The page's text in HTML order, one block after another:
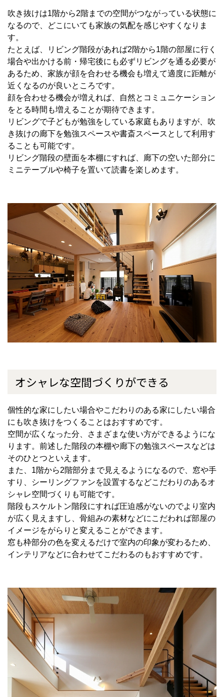
吹き抜けは1階から2階までの空間がつながっている状態に
なるので、どこにいても家族の気配を感じやすくなりま
す。
たとえば、リビング階段があれば2階から1階の部屋に行く
場合や出かける前・帰宅後にも必ずリビングを通る必要が
あるため、家族が顔を合わせる機会も増えて適度に距離が
近くなるのが良いところです。
顔を合わせる機会が増えれば、自然とコミュニケーション
をとる時間も増えることが期待できます。
リビングで子どもが勉強をしている家庭もありますが、吹
き抜けの廊下を勉強スペースや書斎スペースとして利用す
ることも可能です。
リビング階段の壁面を本棚にすれば、廊下の空いた部分に
ミニテーブルや椅子を置いて読書を楽しめます。
オシャレな空間づくりができる
個性的な家にしたい場合やこだわりのある家にしたい場合
にも吹き抜けをつくることはおすすめです。
空間が広くなった分、さまざまな使い方ができるようにな
ります。前述した階段の本棚や廊下の勉強スペースなどは
そのひとつといえます。
また、 1階から2階部分まで見えるようになるので、窓や手
すり、シーリングファンを設置するなどこだわりのあるオ
シャレ空間づくりも可能です。
階段もスケルトン階段にすれば圧迫感がないのでより室内
が広く見えますし、骨組みの素材などにこだわれば部屋の
イメージをがらりと変えることができます。
窓も枠部分の色を変えるだけで室内の印象が変わるため、
インテリアなどに合わせてこだわるのもおすすめです。